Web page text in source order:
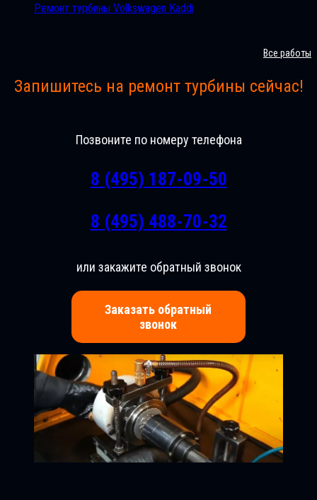
Ремонт турбины Volkswagen Kaddi
Все работы
Запишитесь на ремонт турбины сейчас!
Позвоните по номеру телефона
8 (495) 187-09-50
8 (495) 488-70-32
или закажите обратный звонок
Заказать обратный
звонок